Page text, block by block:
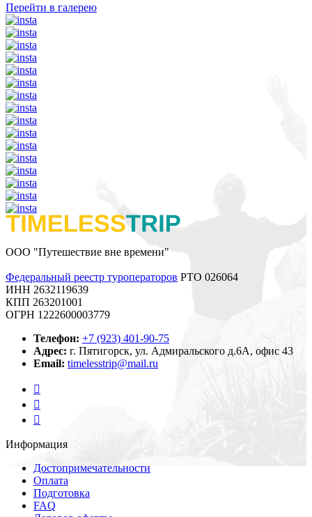
Перейти в галерею
ООО "Путешествие вне времени"
Федеральный реестр туроператоров РТО 026064
ИНН 2632119639
КПП 263201001
ОГРН 1222600003779
Телефон: +7 (923) 401-90-75
Адрес: г. Пятигорск, ул. Адмиральского д.6А, офис 43
Email: timelesstrip@mail.ru
Информация
Достопримечательности
Оплата
Подготовка
FAQ